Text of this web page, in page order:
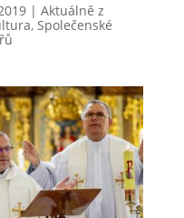
| Aktuálně z
, Společenské